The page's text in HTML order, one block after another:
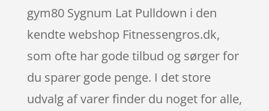
gym80 Sygnum Lat Pulldown i den
kendte webshop Fitnessengros.dk,
som ofte har gode tilbud og sørger for
du sparer gode penge. I det store
udvalg af varer finder du noget for alle,